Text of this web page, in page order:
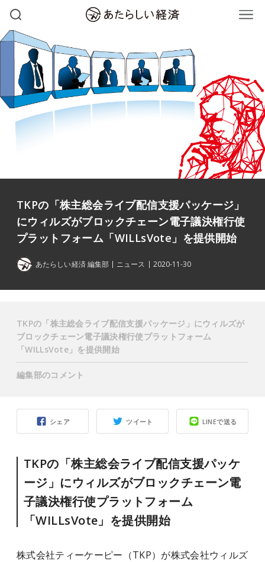
TKPの「株主総会ライブ配信支援パッケージ」
にウィルズがブロックチェーン電子議決権行使
プラットフォーム「WILLsVote」を提供開始
あたらしい経済 編集部 ニュース 2020-11-30
シェア ツイート LINEで送る
TKPの「株主総会ライブ配信支援パッケ
ージ」にウィルズがブロックチェーン電
子議決権行使プラットフォーム
「WILLsVote」を提供開始
株式会社ティーケーピー（TKP）が株式会社ウィルズ
TKPの「株主総会ライブ配信支援パッケージ」にウィルズが
ブロックチェーン電子議決権行使プラットフォーム
「WILLsVote」を提供開始
編集部のコメント